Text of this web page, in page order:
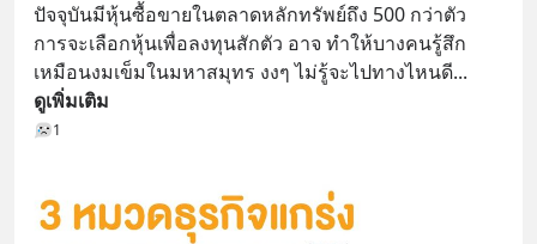
ปัจจุบันมีหุ้นซื้อขายในตลาดหลักทรัพย์ถึง 500 กว่าตัว
การจะเลือกหุ้นเพื่อลงทุนสักตัว อาจ ทำให้บางคนรู้สึก
เหมือนงมเข็มในมหาสมุทร งงๆ ไม่รู้จะไปทางไหนดี...
ดูเพิ่มเติม
1